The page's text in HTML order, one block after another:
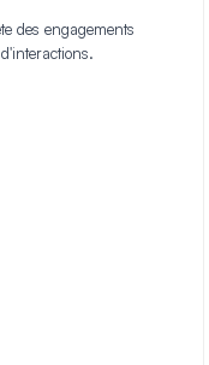
des engagements